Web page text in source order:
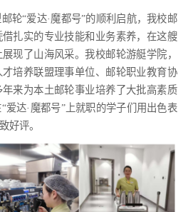
邮轮“爱达·魔都号”的顺利 启航，我校邮
扎实的专业技能和 业务素养，在这艘
现了山海风采。我校邮轮游艇学院，
培养联盟理事单位、邮轮职业教育协
来为本土邮轮事业培养 了大批高素质
“爱达·魔都号”上就职的学子们 用出色表
好评。